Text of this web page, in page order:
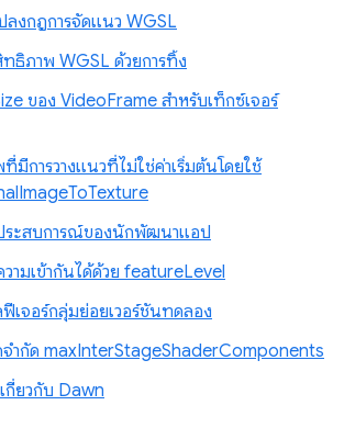
ลงกฎการจัดแนว WGSL
ทธิภาพ WGSL ด้วยการทิ้ง
ของ VideoFrame สำหรับเท็กซ์เจอร์
มีการวางแนวที่ไม่ใช่ค่าเริ่มต้นโดยใช้
ระสบการณ์ของนักพัฒนาแอป
วามเข้ากันได้ด้วย featureLevel
ฟีเจอร์กลุ่มย่อยเวอร์ชันทดลอง
จำกัด maxInterStageShaderComponents
กี่ยวกับ Dawn